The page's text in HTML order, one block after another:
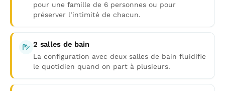
pour une famille de 6 personnes ou pour
préserver l’intimité de chacun.
2 salles de bain
La configuration avec deux salles de bain fluidifie
le quotidien quand on part à plusieurs.